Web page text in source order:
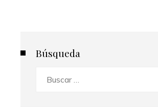
Búsqueda